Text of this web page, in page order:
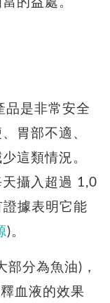
的益處。
品是非常安全
胃部不適、
這類情況。
攝入超過 1,0
據表明它能
)。
分為魚油)，
血液的效果